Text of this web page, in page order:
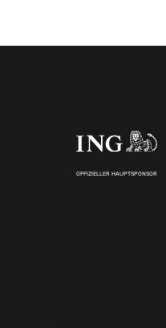
OFFIZIELLER HAUPTSPONSOR